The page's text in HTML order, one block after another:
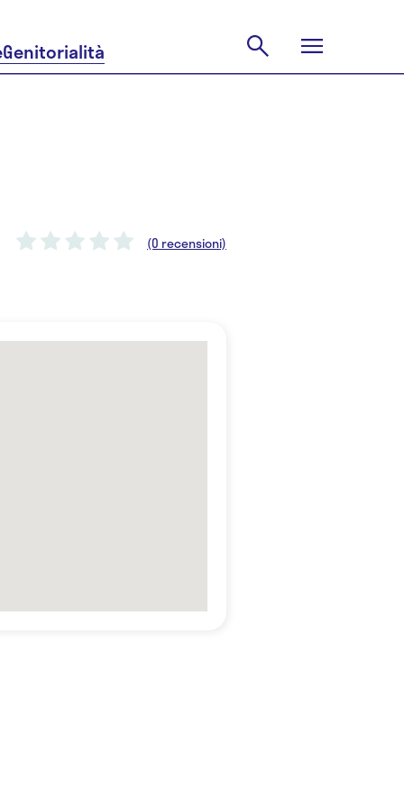
Genitorialità
(0 recensioni)